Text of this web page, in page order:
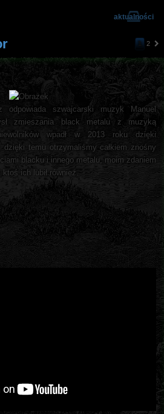
1
2
a
st
p
aktualności
szwajcarski muzyk Manuel
zmieszania black metalu z muzyką
wpadł w 2013 roku dzięki
temu otrzymaliśmy całkiem znośny
blacku i innego metalu, moim zdaniem
ich lubił również.